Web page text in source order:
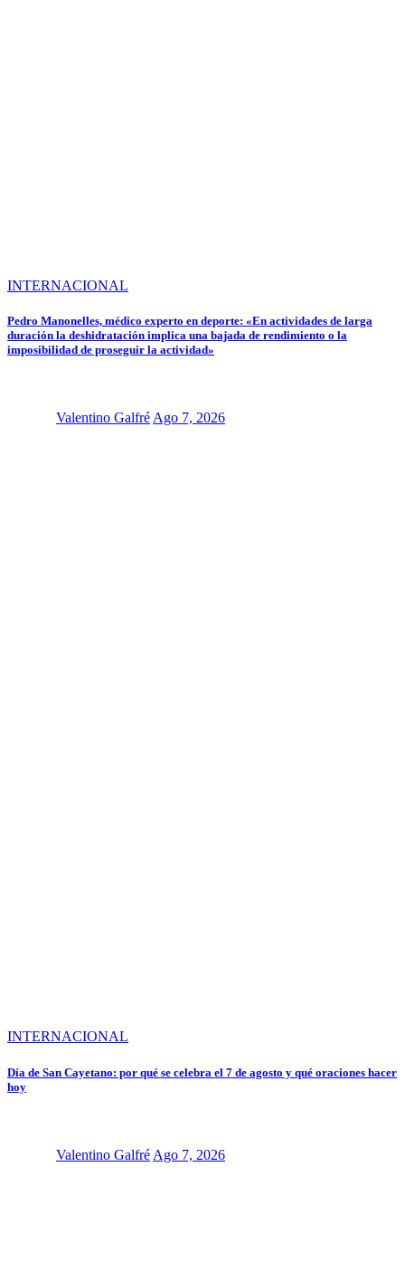
INTERNACIONAL
Pedro Manonelles, médico experto en deporte: «En actividades de larga
duración la deshidratación implica una bajada de rendimiento o la
imposibilidad de proseguir la actividad»
Valentino Galfré Ago 7, 2026
INTERNACIONAL
Día de San Cayetano: por qué se celebra el 7 de agosto y qué oraciones hacer
hoy
Valentino Galfré Ago 7, 2026